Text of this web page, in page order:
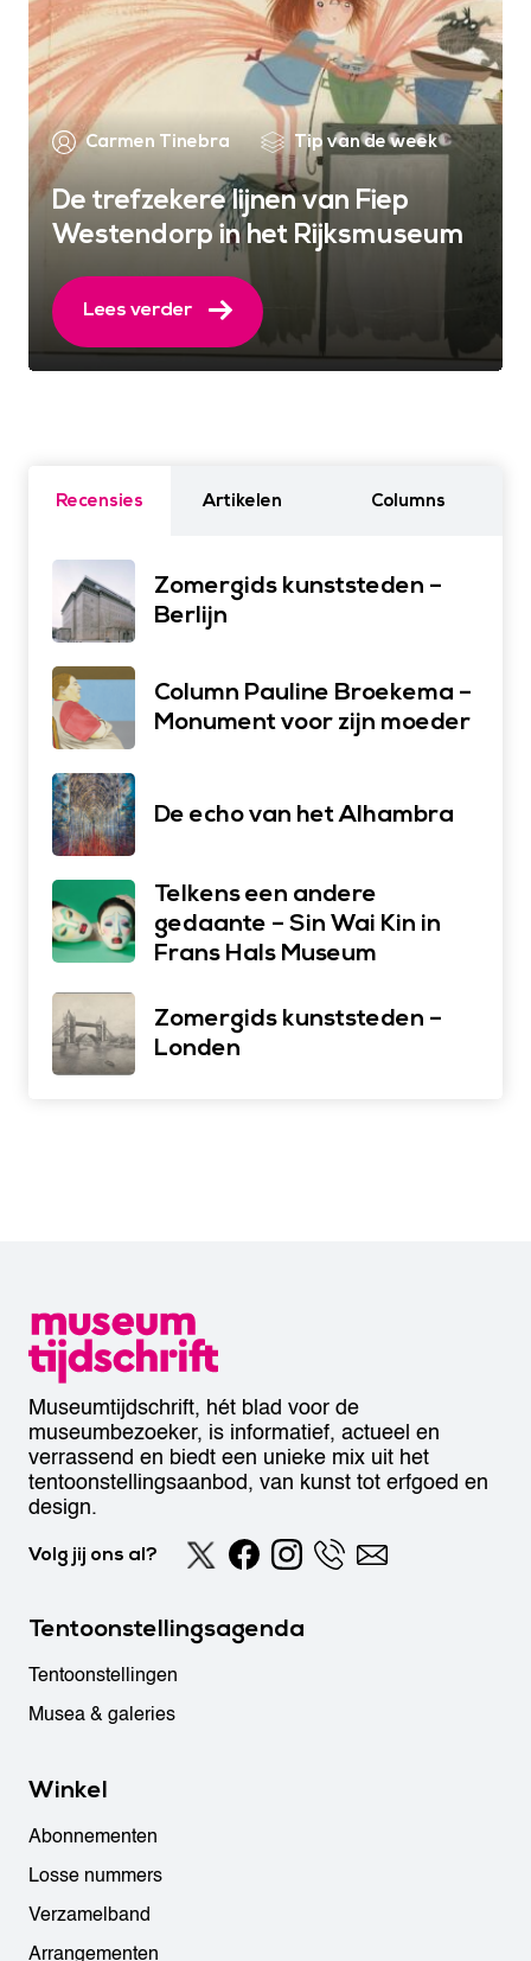
Carmen Tinebra Tip van de week
De trefzekere lijnen van Fiep
Westendorp in het Rijksmuseum
Lees verder
Recensies Artikelen Columns
Zomergids kunststeden –
Berlijn
Column Pauline Broekema –
Monument voor zijn moeder
De echo van het Alhambra
Telkens een andere
gedaante – Sin Wai Kin in
Frans Hals Museum
Zomergids kunststeden –
Londen
Museumtijdschrift, hét blad voor de
museumbezoeker, is informatief, actueel en
verrassend en biedt een unieke mix uit het
tentoonstellingsaanbod, van kunst tot erfgoed en
design.
Volg jij ons al?
Tentoonstellingsagenda
Tentoonstellingen
Musea & galeries
Winkel
Abonnementen
Losse nummers
Verzamelband
Arrangementen